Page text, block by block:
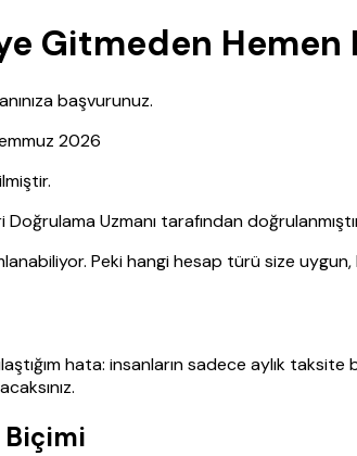
Gitmeden Hemen
başvurunuz.
2026
Uzmanı tarafından
Peki hangi hesap türü size
hata: insanların sadece aylık taksite
Biçimi